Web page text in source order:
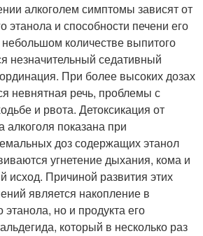
алкоголем симптомы зависят от
этанола и способности печени его
количестве выпитого
незначительный седативный
При более высоких дозах
невнятная речь, проблемы с
и рвота. Детоксикация от
алкоголя показана при
доз содержащих этанол
угнетение дыхания, кома и
исход. Причиной развития этих
является накопление в
этанола, но и продукта его
который в несколько раз